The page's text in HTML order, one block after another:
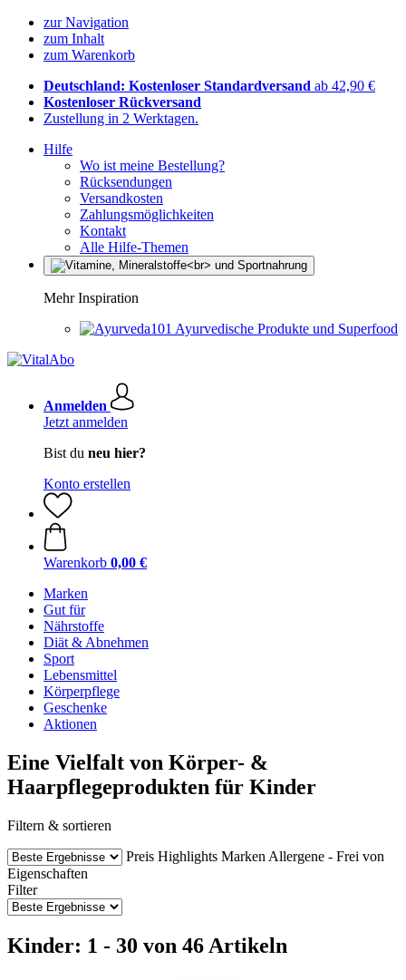
zur Navigation
zum Inhalt
zum Warenkorb
Deutschland: Kostenloser Standardversand ab 42,90 €
Kostenloser Rückversand
Zustellung in 2 Werktagen.
Hilfe
Wo ist meine Bestellung?
Rücksendungen
Versandkosten
Zahlungsmöglichkeiten
Kontakt
Alle Hilfe-Themen
Mehr Inspiration
Ayurvedische Produkte und Superfood
Anmelden
Jetzt anmelden
Bist du neu hier?
Konto erstellen
Warenkorb 0,00 €
Marken
Gut für
Nährstoffe
Diät & Abnehmen
Sport
Lebensmittel
Körperpflege
Geschenke
Aktionen
Eine Vielfalt von Körper- &
Haarpflegeprodukten für Kinder
Filtern & sortieren
Preis Highlights Marken Allergene - Frei von
Eigenschaften
Filter
Kinder: 1 - 30 von 46 Artikeln